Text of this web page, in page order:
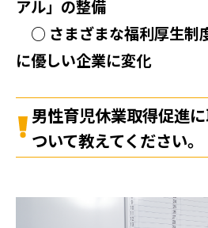
アル」の整備
○ さまざまな福利厚生制
に優しい企業に変化
男性育児休業取得促進
ついて教えてください。